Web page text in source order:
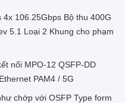
106.25Gbps Bộ thu 400G
5.1 Loại 2 Khung cho phạm
nối MPO-12 QSFP-DD
PAM4 / 5G
chớp với OSFP Type form